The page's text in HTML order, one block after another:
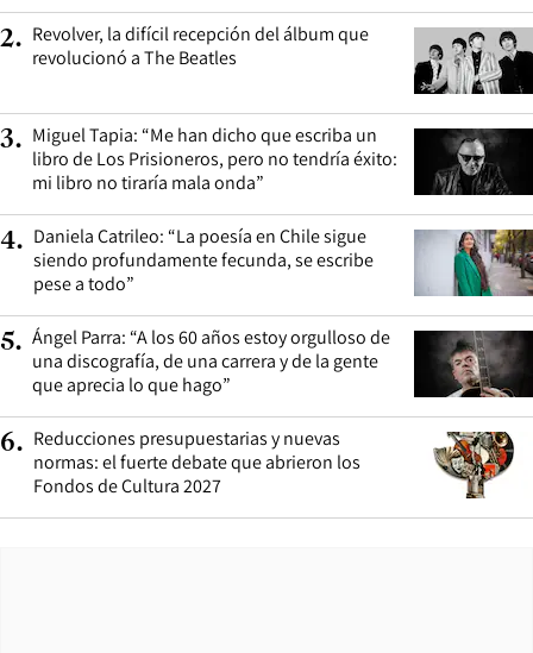
2. Revolver, la difícil recepción del álbum que
revolucionó a The Beatles
3. Miguel Tapia: “Me han dicho que escriba un
libro de Los Prisioneros, pero no tendría éxito:
mi libro no tiraría mala onda”
4. Daniela Catrileo: “La poesía en Chile sigue
siendo profundamente fecunda, se escribe
pese a todo”
5. Ángel Parra: “A los 60 años estoy orgulloso de
una discografía, de una carrera y de la gente
que aprecia lo que hago”
6. Reducciones presupuestarias y nuevas
normas: el fuerte debate que abrieron los
Fondos de Cultura 2027